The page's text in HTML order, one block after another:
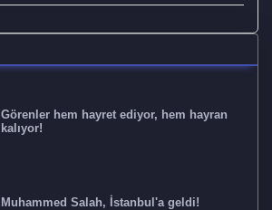
Görenler hem hayret ediyor, hem hayran
kalıyor!
Muhammed Salah, İstanbul'a geldi!